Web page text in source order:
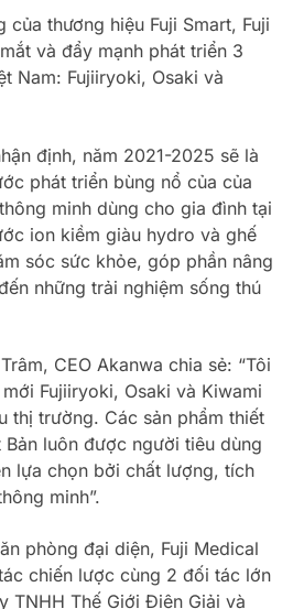
thương hiệu Fuji Smart, Fuji
và đẩy mạnh phát triển 3
Nam: Fujiiryoki, Osaki và
định, năm 2021-2025 sẽ là
phát triển bùng nổ của của
minh dùng cho gia đình tại
ion kiềm giàu hydro và ghế
sóc sức khỏe, góp phần nâng
những trải nghiệm sống thú
CEO Akanwa chia sẻ: “Tôi
Fujiiryoki, Osaki và Kiwami
thị trường. Các sản phẩm thiết
luôn được người tiêu dùng
lựa chọn bởi chất lượng, tích
minh”.
phòng đại diện, Fuji Medical
chiến lược cùng 2 đối tác lớn
TNHH Thế Giới Điện Giải và